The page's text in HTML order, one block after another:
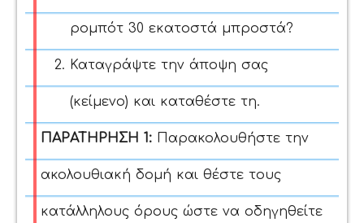
ρομπότ 30 εκατοστά μπροστά?
Καταγράψτε την άποψη σας
(κείμενο) και καταθέστε τη.
ΠΑΡΑΤΗΡΗΣΗ 1: Παρακολουθήστε την
ακολουθιακή δομή και θέστε τους
κατάλληλους όρους ώστε να οδηγηθείτε